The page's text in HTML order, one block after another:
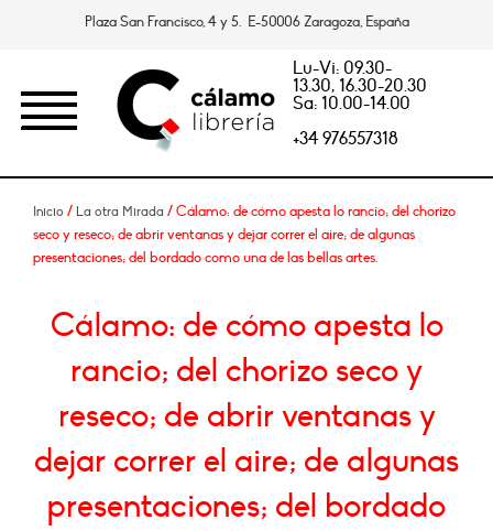
Plaza San Francisco, 4 y 5. E-50006 Zaragoza, España
Lu-Vi: 09.30-
13.30, 16.30-20.30
Sa: 10.00-14.00
+34 976557318
Inicio / La otra Mirada / Cálamo: de cómo apesta lo rancio; del chorizo
seco y reseco; de abrir ventanas y dejar correr el aire; de algunas
presentaciones; del bordado como una de las bellas artes.
Cálamo: de cómo apesta lo
rancio; del chorizo seco y
reseco; de abrir ventanas y
dejar correr el aire; de algunas
presentaciones; del bordado